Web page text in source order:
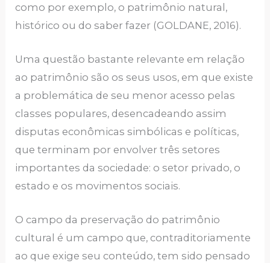
como por exemplo, o patrimônio natural,
histórico ou do saber fazer (GOLDANE, 2016).
Uma questão bastante relevante em relação
ao patrimônio são os seus usos, em que existe
a problemática de seu menor acesso pelas
classes populares, desencadeando assim
disputas econômicas simbólicas e políticas,
que terminam por envolver três setores
importantes da sociedade: o setor privado, o
estado e os movimentos sociais.
O campo da preservação do patrimônio
cultural é um campo que, contraditoriamente
ao que exige seu conteúdo, tem sido pensado